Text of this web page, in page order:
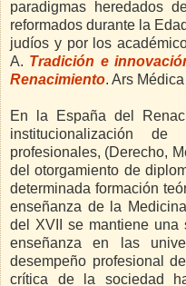
paradigmas heredados
reformados durante la
judíos y por los
A. Tradición e
Renacimiento. Ars
En la España del
institucionalización
profesionales, (Derecho,
del otorgamiento de
determinada formación
enseñanza de la
del XVII se mantiene
enseñanza en las
desempeño profesional
crítica de la sociedad